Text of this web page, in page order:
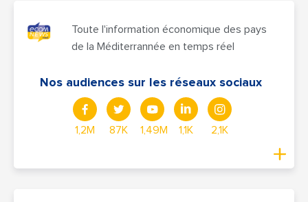
Toute l'information économique des pays
de la Méditerrannée en temps réel
Nos audiences sur les réseaux sociaux
1,2M 87K 1,49M 1,1K 2,1K